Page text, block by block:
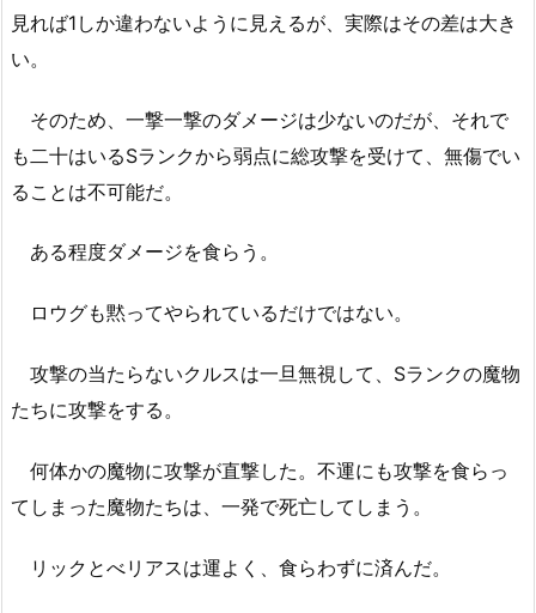
見れば1しか違わないように見えるが、実際はその差は大き
い。
そのため、一撃一撃のダメージは少ないのだが、それで
も二十はいるSランクから弱点に総攻撃を受けて、無傷でい
ることは不可能だ。
ある程度ダメージを食らう。
ロウグも黙ってやられているだけではない。
攻撃の当たらないクルスは一旦無視して、Sランクの魔物
たちに攻撃をする。
何体かの魔物に攻撃が直撃した。不運にも攻撃を食らっ
てしまった魔物たちは、一発で死亡してしまう。
リックとべリアスは運よく、食らわずに済んだ。